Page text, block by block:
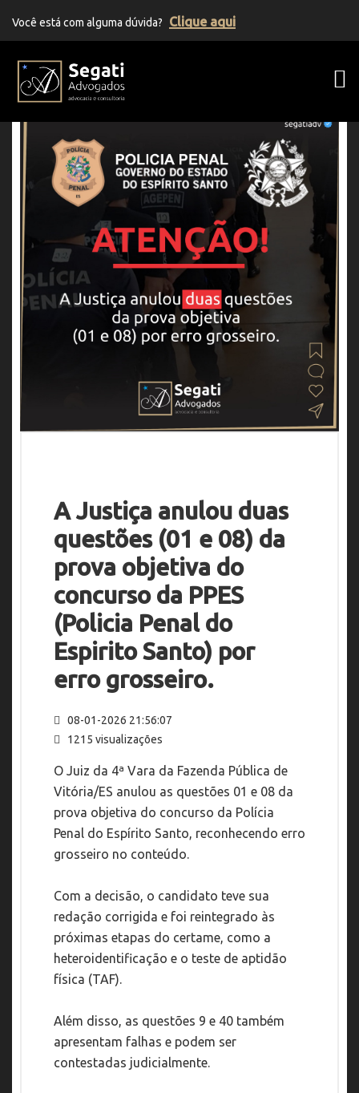
Você está com alguma dúvida? Clique aqui
A Justiça anulou duas
questões (01 e 08) da
prova objetiva do
concurso da PPES
(Policia Penal do
Espirito Santo) por
erro grosseiro.
08-01-2026 21:56:07
1215 visualizações
O Juiz da 4ª Vara da Fazenda Pública de
Vitória/ES anulou as questões 01 e 08 da
prova objetiva do concurso da Polícia
Penal do Espírito Santo, reconhecendo erro
grosseiro no conteúdo.
Com a decisão, o candidato teve sua
redação corrigida e foi reintegrado às
próximas etapas do certame, como a
heteroidentificação e o teste de aptidão
física (TAF).
Além disso, as questões 9 e 40 também
apresentam falhas e podem ser
contestadas judicialmente.